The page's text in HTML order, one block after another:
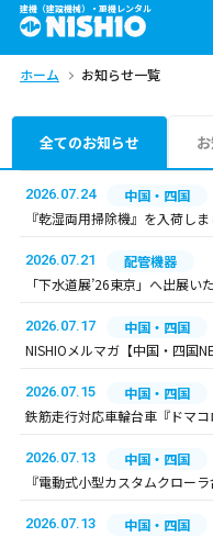
建機（建設機械）・重機レンタル
商品一覧
問合せ依頼リスト
ホーム お知らせ一覧
全てのお知らせ
2026.07.24
中国・四国
『乾湿両用掃除機』を入荷しま
2026.07.21
配管機器
「下水道展’26東京」へ出展い
2026.07.17
中国・四国
NISHIOメルマガ【中国・四国
2026.07.15
中国・四国
鉄筋走行対応車輪台車『ドマコ
2026.07.13
中国・四国
『電動式小型カスタムクロー
2026.07.13
中国・四国